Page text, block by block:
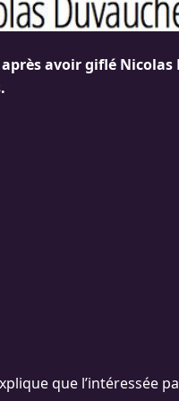
avoir giflé
que l’intéressée